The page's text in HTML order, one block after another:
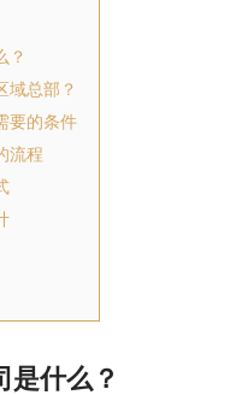
？
域总部？
要的条件
流程
是什么？